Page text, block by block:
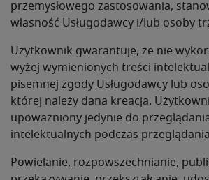
przemysłowego zastosowania,
własność Usługodawcy i/lub osoby
Użytkownik gwarantuje, że nie
wyżej wymienionych treści
pisemnej zgody Usługodawcy lub
której należy dana kreacja.
upoważniony jedynie do
intelektualnych podczas
Powielanie, rozpowszechnianie,